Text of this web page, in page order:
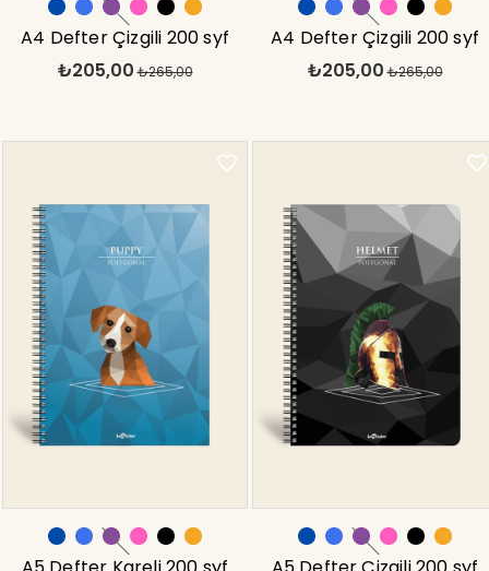
A4 Defter Çizgili 200 syf
Köpek Polygonal
₺205,00 ₺265,00
A4 Defter Çizgili 200 syf
Kask Polygonal
₺205,00 ₺265,00